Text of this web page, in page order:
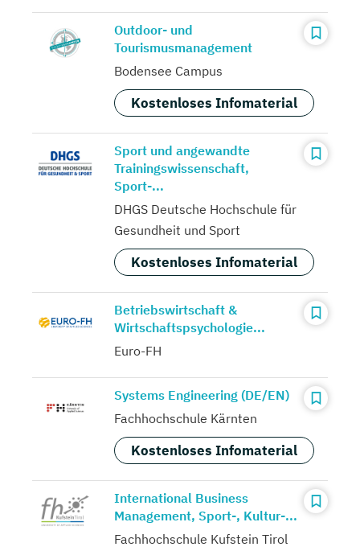
Outdoor- und
Tourismusmanagement
Bodensee Campus
Kostenloses Infomaterial
Sport und angewandte
Trainingswissenschaft,
Sport-...
DHGS Deutsche Hochschule für
Gesundheit und Sport
Kostenloses Infomaterial
Betriebswirtschaft &
Wirtschaftspsychologie...
Euro-FH
Systems Engineering (DE/EN)
Fachhochschule Kärnten
Kostenloses Infomaterial
International Business
Management, Sport-, Kultur-...
Fachhochschule Kufstein Tirol